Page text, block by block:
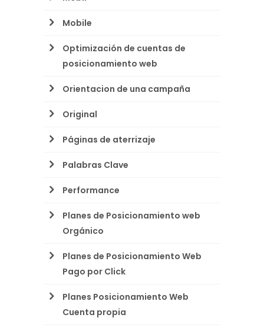
Mobile
Optimización de cuentas de
posicionamiento web
Orientacion de una campaña
Original
Páginas de aterrizaje
Palabras Clave
Performance
Planes de Posicionamiento web
Orgánico
Planes de Posicionamiento Web
Pago por Click
Planes Posicionamiento Web
Cuenta propia